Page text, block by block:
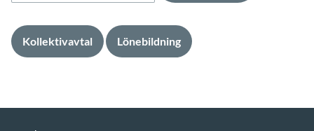
Kollektivavtal Lönebildning